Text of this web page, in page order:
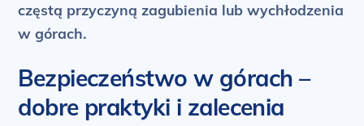
częstą przyczyną zagubienia lub wychłodzenia
w górach.
Bezpieczeństwo w górach –
dobre praktyki i zalecenia